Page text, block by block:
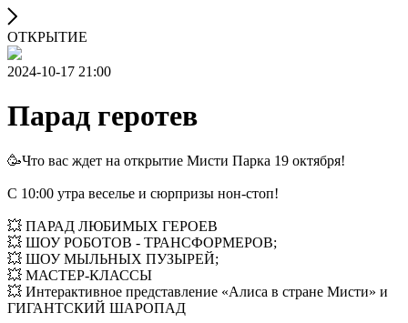
ОТКРЫТИЕ
2024-10-17 21:00
Парад геротев
🥳Что вас ждет на открытие Мисти Парка 19 октября!
С 10:00 утра веселье и сюрпризы нон-стоп!
💥 ПАРАД ЛЮБИМЫХ ГЕРОЕВ
💥 ШОУ РОБОТОВ - ТРАНСФОРМЕРОВ;
💥 ШОУ МЫЛЬНЫХ ПУЗЫРЕЙ;
💥 МАСТЕР-КЛАССЫ
💥 Интерактивное представление «Алиса в стране Мисти» и
ГИГАНТСКИЙ ШАРОПАД